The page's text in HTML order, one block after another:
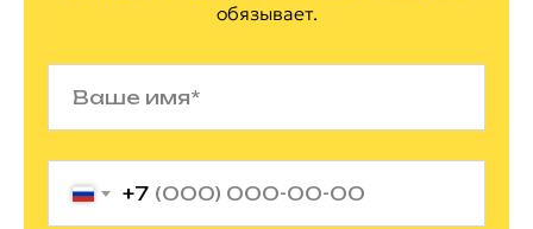
обязывает.
+7